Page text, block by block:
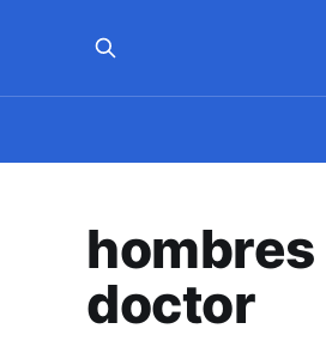
hombres
doctor